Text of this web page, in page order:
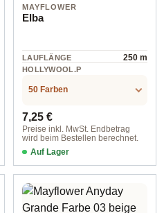
MAYFLOWER
Elba
LAUFLÄNGE 250 m
HOLLYWOOL.P
.LABEL.MATERI
50 Farben
Regulärer Preis:
7,25 €
Preise inkl. MwSt. Endbetrag
wird beim Bestellen berechnet.
Auf Lager
Farbe 011 sanftes jeansblau